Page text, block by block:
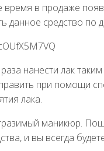
время в продаже
данное средство по
нанести лак
при помощи
лака.
маникюр.
и вы всегда